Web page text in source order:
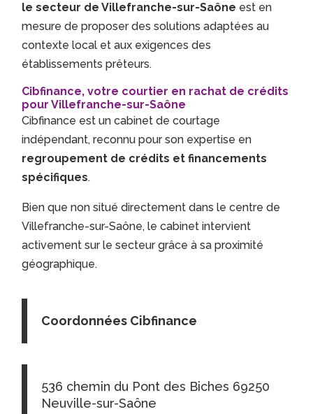
le secteur de Villefranche-sur-Saône est en
mesure de proposer des solutions adaptées au
contexte local et aux exigences des
établissements prêteurs.
Cibfinance, votre courtier en rachat de crédits
pour Villefranche-sur-Saône
Cibfinance est un cabinet de courtage
indépendant, reconnu pour son expertise en
regroupement de crédits et financements
spécifiques.
Bien que non situé directement dans le centre de
Villefranche-sur-Saône, le cabinet intervient
activement sur le secteur grâce à sa proximité
géographique.
Coordonnées Cibfinance
536 chemin du Pont des Biches 69250
Neuville-sur-Saône